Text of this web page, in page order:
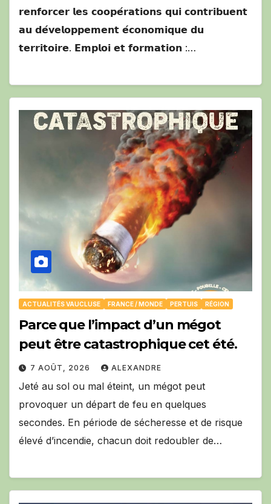
𝗿𝗲𝗻𝗳𝗼𝗿𝗰𝗲𝗿 𝗹𝗲𝘀 𝗰𝗼𝗼𝗽𝗲́𝗿𝗮𝘁𝗶𝗼𝗻𝘀 𝗾𝘂𝗶 𝗰𝗼𝗻𝘁𝗿𝗶𝗯𝘂𝗲𝗻𝘁
𝗮𝘂 𝗱𝗲́𝘃𝗲𝗹𝗼𝗽𝗽𝗲𝗺𝗲𝗻𝘁 𝗲́𝗰𝗼𝗻𝗼𝗺𝗶𝗾𝘂𝗲 𝗱𝘂
𝘁𝗲𝗿𝗿𝗶𝘁𝗼𝗶𝗿𝗲. 𝗘𝗺𝗽𝗹𝗼𝗶 𝗲𝘁 𝗳𝗼𝗿𝗺𝗮𝘁𝗶𝗼𝗻 :…
ACTUALITÉS VAUCLUSE FRANCE / MONDE PERTUIS RÉGION
Parce que l’impact d’un mégot
peut être catastrophique cet été.
7 AOÛT, 2026 ALEXANDRE
Jeté au sol ou mal éteint, un mégot peut
provoquer un départ de feu en quelques
secondes. En période de sécheresse et de risque
élevé d’incendie, chacun doit redoubler de…